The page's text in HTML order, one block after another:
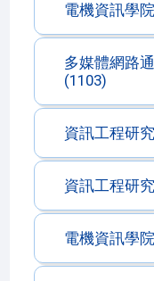
電機資訊學
多媒體網路
(1103)
資訊工程研
資訊工程研
電機資訊學